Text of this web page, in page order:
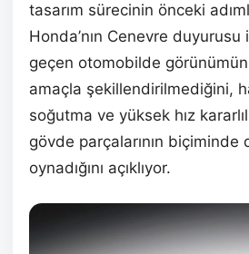
tasarım sürecinin önceki
Honda’nın Cenevre
geçen otomobilde görünümün
amaçla şekillendirilmediğini,
soğutma ve yüksek hız
gövde parçalarının biçiminde
oynadığını açıklıyor.